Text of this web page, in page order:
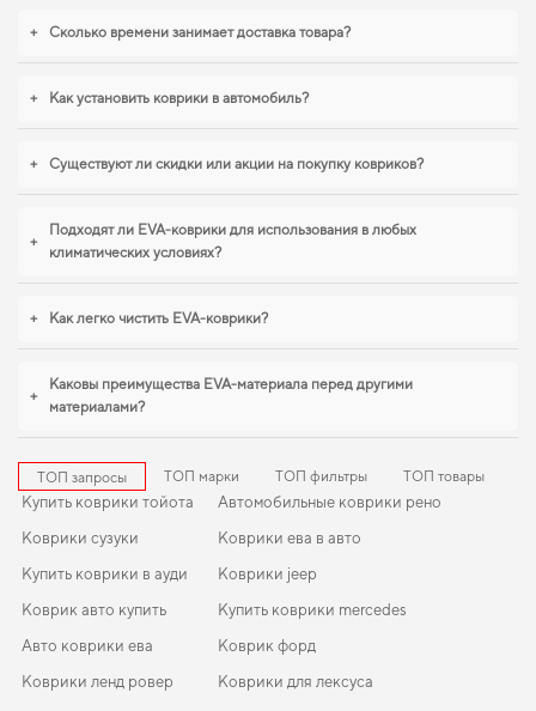
+ Сколько времени занимает доставка товара?
+ Как установить коврики в автомобиль?
+ Существуют ли скидки или акции на покупку ковриков?
+
Подходят ли EVA-коврики для использования в любых
климатических условиях?
+ Как легко чистить EVA-коврики?
+
Каковы преимущества EVA-материала перед другими
материалами?
ТОП запросы ТОП марки ТОП фильтры ТОП товары
Купить коврики тойота
Коврики сузуки
Купить коврики в ауди
Коврик авто купить
Авто коврики ева
Коврики ленд ровер
Автомобильные коврики рено
Коврики ева в авто
Коврики jeep
Купить коврики mercedes
Коврик форд
Коврики для лексуса